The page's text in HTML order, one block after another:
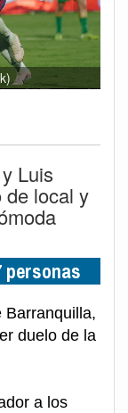
Luis
de local y
personas
Barranquilla,
duelo de la
a los